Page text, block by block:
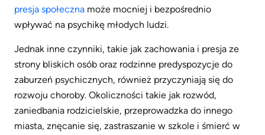
presja społeczna może mocniej i bezpośrednio
wpływać na psychikę młodych ludzi.
Jednak inne czynniki, takie jak zachowania i presja ze
strony bliskich osób oraz rodzinne predyspozycje do
zaburzeń psychicznych, również przyczyniają się do
rozwoju choroby. Okoliczności takie jak rozwód,
zaniedbania rodzicielskie, przeprowadzka do innego
miasta, znęcanie się, zastraszanie w szkole i śmierć w